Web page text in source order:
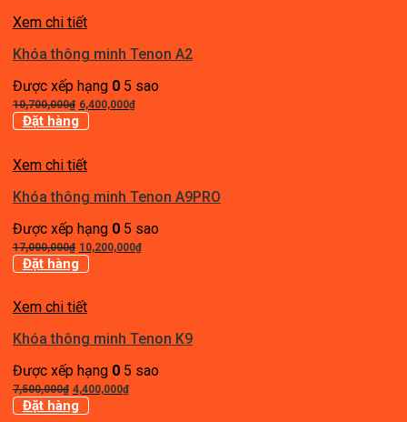
7,900,000₫.
Xem chi tiết
Khóa thông minh Tenon A2
Được xếp hạng 05 sao
10,700,000₫ Giá
gốc
10,700,000₫.
6,400,000₫Giá
Đặt hàng
Xem chi tiết
Khóa thông minh Tenon A9PRO
Được xếp hạng 05 sao
17,000,000₫ Giá
gốc
17,000,000₫.
10,200,000₫Giá
Đặt hàng
Xem chi tiết
Khóa thông minh Tenon K9
Được xếp hạng 05 sao
7,500,000₫ Giá
gốc
4,400,000₫Giá
Đặt hàng